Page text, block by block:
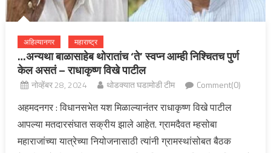
अहिल्यानगर महाराष्ट्र
…अन्यथा बाळासाहेब थोरातांच ‘ते’ स्वप्न आम्ही निश्चितच पुर्ण
केल असतं – राधाकृष्ण विखे पाटील
नोव्हेंबर 28, 2024 थोडक्यात घडामोडी टीम Comment(0)
अहमदनगर : विधानसभेत यश मिळाल्यानंतर राधाकृष्ण विखे पाटील
आपल्या मतदारसंघात सक्रीय झाले आहेत. ग्रामदैवत म्हसोबा
महाराजांच्या यात्रेच्या नियोजनासाठी त्यांनी ग्रामस्थांसोबत बैठक